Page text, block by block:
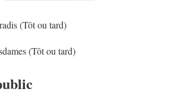
(Tôt ou tard)
(Tôt ou tard)